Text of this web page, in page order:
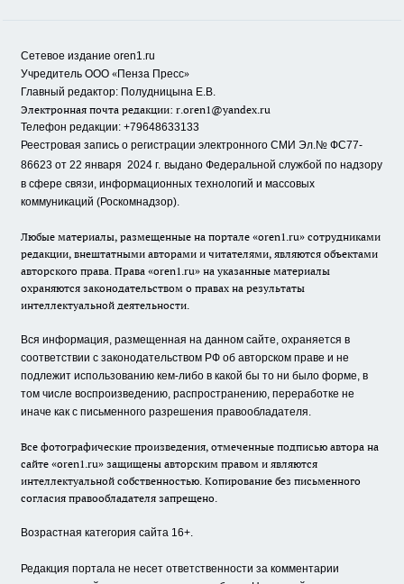
Сетевое издание oren1.ru
Учредитель ООО «Пенза Пресс»
Главный редактор: Полудницына Е.В.
Электронная почта редакции: r.oren1@yandex.ru
Телефон редакции: +79648633133
Реестровая запись о регистрации электронного СМИ Эл.№ ФС77-
86623 от 22 января 2024 г. выдано Федеральной службой по надзору
в сфере связи, информационных технологий и массовых
коммуникаций (Роскомнадзор).
Любые материалы, размещенные на портале «oren1.ru» сотрудниками
редакции, внештатными авторами и читателями, являются объектами
авторского права. Права «oren1.ru» на указанные материалы
охраняются законодательством о правах на результаты
интеллектуальной деятельности.
Вся информация, размещенная на данном сайте, охраняется в
соответствии с законодательством РФ об авторском праве и не
подлежит использованию кем-либо в какой бы то ни было форме, в
том числе воспроизведению, распространению, переработке не
иначе как с письменного разрешения правообладателя.
Все фотографические произведения, отмеченные подписью автора на
сайте «oren1.ru» защищены авторским правом и являются
интеллектуальной собственностью. Копирование без письменного
согласия правообладателя запрещено.
Возрастная категория сайта 16+.
Редакция портала не несет ответственности за комментарии